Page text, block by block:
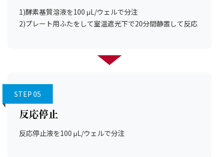
1)酵素基質溶液を100 μL/ウェルで分注
2)プレート用ふたをして室温遮光下で20分間静置して反応
STEP 05
反応停止
反応停止液を100 μL/ウェルで分注